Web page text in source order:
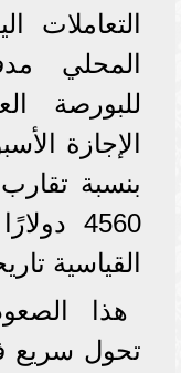
التعاملات
المحلي
للبورصة
الإجازة
4560
القياسية
هذا
تحول سريع